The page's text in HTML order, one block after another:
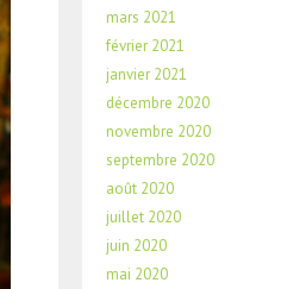
mars 2021
février 2021
janvier 2021
décembre 2020
novembre 2020
septembre 2020
août 2020
juillet 2020
juin 2020
mai 2020